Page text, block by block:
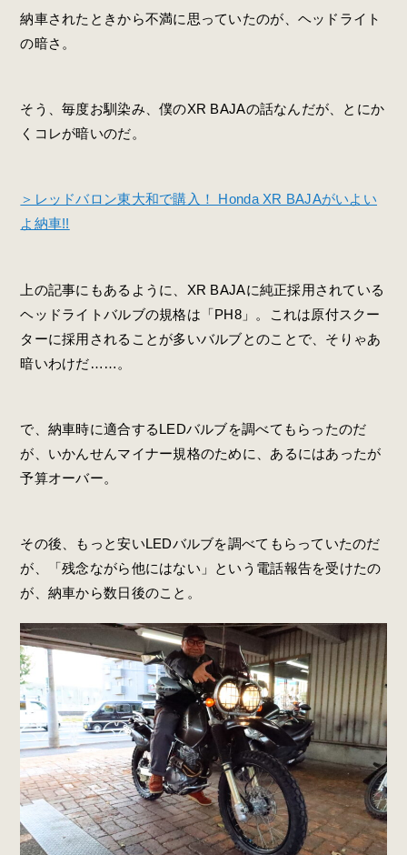
納車されたときから不満に思っていたのが、ヘッドライト
の暗さ。
そう、毎度お馴染み、僕のXR BAJAの話なんだが、とにか
くコレが暗いのだ。
＞レッドバロン東大和で購入！ Honda XR BAJAがいよい
よ納車!!
上の記事にもあるように、XR BAJAに純正採用されている
ヘッドライトバルブの規格は「PH8」。これは原付スクー
ターに採用されることが多いバルブとのことで、そりゃあ
暗いわけだ……。
で、納車時に適合するLEDバルブを調べてもらったのだ
が、いかんせんマイナー規格のために、あるにはあったが
予算オーバー。
その後、もっと安いLEDバルブを調べてもらっていたのだ
が、「残念ながら他にはない」という電話報告を受けたの
が、納車から数日後のこと。